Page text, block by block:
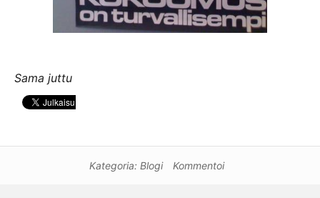
Sama juttu
Kategoria: Blogi Kommentoi